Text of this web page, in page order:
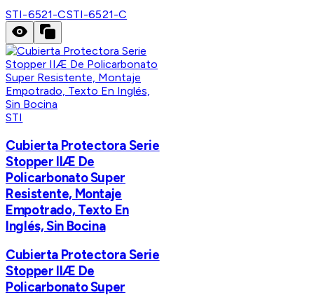
STI-6521-CSTI-6521-C
STI
Cubierta Protectora Serie
Stopper IIÆ De
Policarbonato Super
Resistente, Montaje
Empotrado, Texto En
Inglés, Sin Bocina
Cubierta Protectora Serie
Stopper IIÆ De
Policarbonato Super